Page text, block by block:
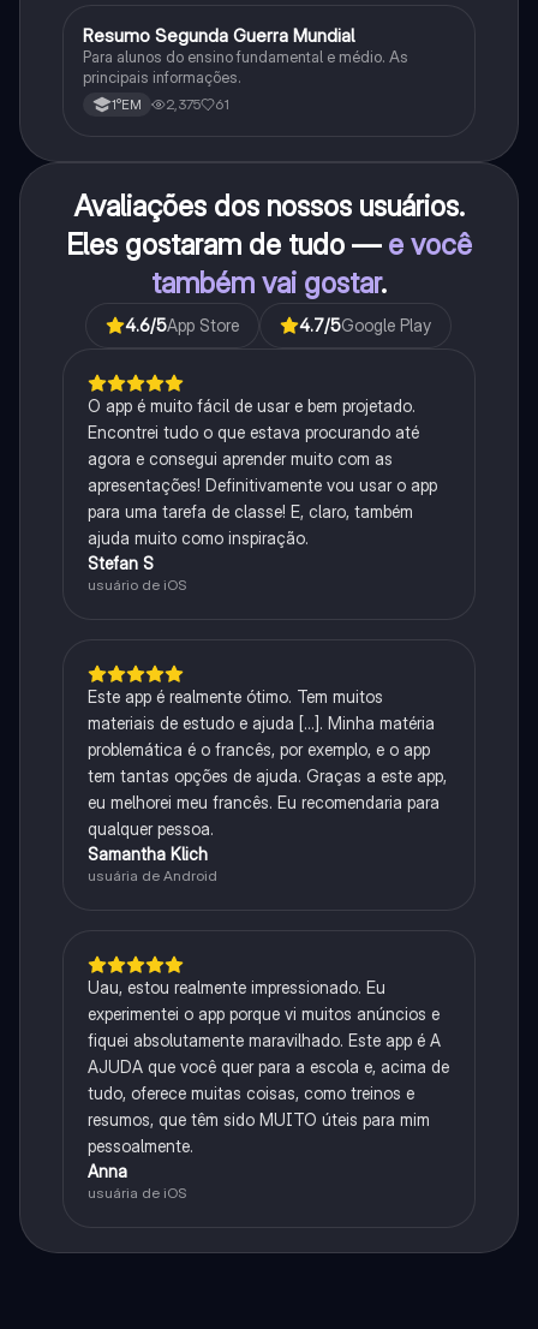
História
Resumo Segunda Guerra Mundial
Para alunos do ensino fundamental e médio. As
principais informações.
1°EM 2,375 61
Avaliações dos nossos usuários.
Eles gostaram de tudo — e você
também vai gostar.
4.6/5App Store 4.7/5Google Play
O app é muito fácil de usar e bem projetado.
Encontrei tudo o que estava procurando até
agora e consegui aprender muito com as
apresentações! Definitivamente vou usar o app
para uma tarefa de classe! E, claro, também
ajuda muito como inspiração.
Stefan S
usuário de iOS
Este app é realmente ótimo. Tem muitos
materiais de estudo e ajuda [...]. Minha matéria
problemática é o francês, por exemplo, e o app
tem tantas opções de ajuda. Graças a este app,
eu melhorei meu francês. Eu recomendaria para
qualquer pessoa.
Samantha Klich
usuária de Android
Uau, estou realmente impressionado. Eu
experimentei o app porque vi muitos anúncios e
fiquei absolutamente maravilhado. Este app é A
AJUDA que você quer para a escola e, acima de
tudo, oferece muitas coisas, como treinos e
resumos, que têm sido MUITO úteis para mim
pessoalmente.
Anna
usuária de iOS